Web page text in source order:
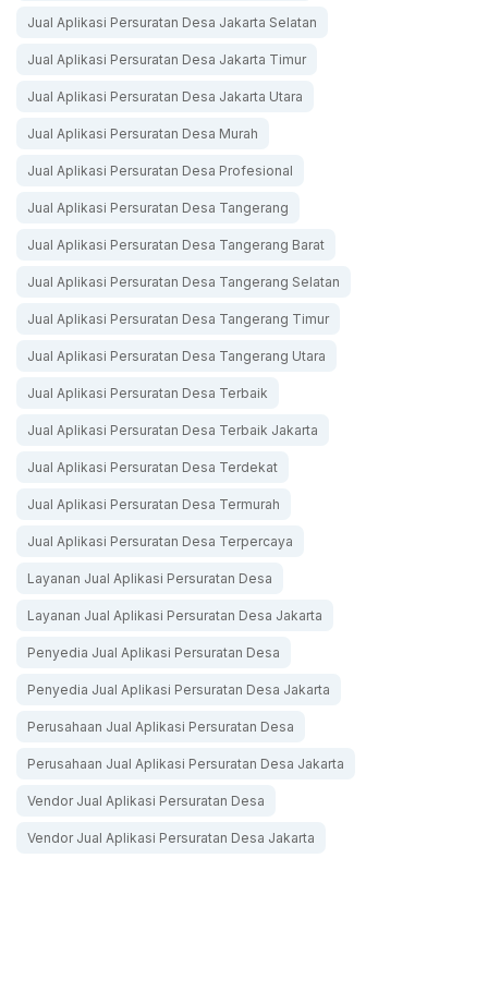
Jual Aplikasi Persuratan Desa Jakarta Selatan
Jual Aplikasi Persuratan Desa Jakarta Timur
Jual Aplikasi Persuratan Desa Jakarta Utara
Jual Aplikasi Persuratan Desa Murah
Jual Aplikasi Persuratan Desa Profesional
Jual Aplikasi Persuratan Desa Tangerang
Jual Aplikasi Persuratan Desa Tangerang Barat
Jual Aplikasi Persuratan Desa Tangerang Selatan
Jual Aplikasi Persuratan Desa Tangerang Timur
Jual Aplikasi Persuratan Desa Tangerang Utara
Jual Aplikasi Persuratan Desa Terbaik
Jual Aplikasi Persuratan Desa Terbaik Jakarta
Jual Aplikasi Persuratan Desa Terdekat
Jual Aplikasi Persuratan Desa Termurah
Jual Aplikasi Persuratan Desa Terpercaya
Layanan Jual Aplikasi Persuratan Desa
Layanan Jual Aplikasi Persuratan Desa Jakarta
Penyedia Jual Aplikasi Persuratan Desa
Penyedia Jual Aplikasi Persuratan Desa Jakarta
Perusahaan Jual Aplikasi Persuratan Desa
Perusahaan Jual Aplikasi Persuratan Desa Jakarta
Vendor Jual Aplikasi Persuratan Desa
Vendor Jual Aplikasi Persuratan Desa Jakarta